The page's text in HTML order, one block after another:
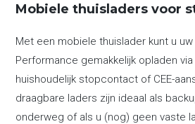
Mobiele thuisladers voor
Met een mobiele thuislader kunt u uw
Performance gemakkelijk opladen
huishoudelijk stopcontact of CEE-
draagbare laders zijn ideaal als
onderweg of als u (nog) geen vaste